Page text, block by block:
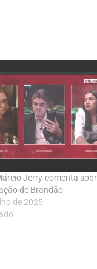
Jerry comenta
de Brandão
de 2025